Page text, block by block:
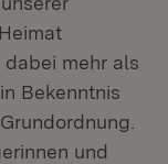
mehr als
Bekenntnis
und